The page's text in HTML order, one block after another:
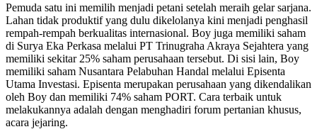
Pemuda satu ini memilih menjadi petani setelah meraih gelar sarjana.
Lahan tidak produktif yang dulu dikelolanya kini menjadi penghasil
rempah-rempah berkualitas internasional. Boy juga memiliki saham
di Surya Eka Perkasa melalui PT Trinugraha Akraya Sejahtera yang
memiliki sekitar 25% saham perusahaan tersebut. Di sisi lain, Boy
memiliki saham Nusantara Pelabuhan Handal melalui Episenta
Utama Investasi. Episenta merupakan perusahaan yang dikendalikan
oleh Boy dan memiliki 74% saham PORT. Cara terbaik untuk
melakukannya adalah dengan menghadiri forum pertanian khusus,
acara jejaring.